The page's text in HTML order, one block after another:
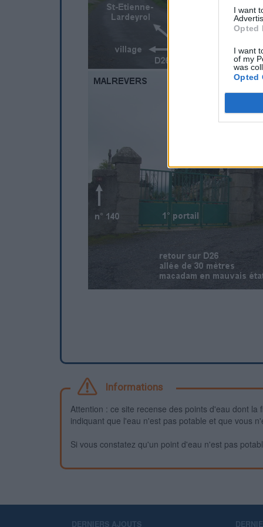
I want
Opted
I want
of my
was
Opted
Informations
Attention : ce site recense des points d'eau dont
indiquant que l'eau n'est pas potable et que vous
Si vous constatez qu'un point d'eau n'est pas
DERNIERS AJOUTS